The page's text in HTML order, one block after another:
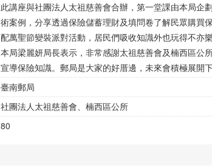
此講座與社團法人太祖慈善會合辦，第一堂課由本局企
術案例，分享透過保險儲蓄理財及填問卷了解民眾購買
配萬聖節變裝派對活動，居民們吸收知識外也玩得不亦樂
本局梁麗妍局長表示，非常感謝太祖慈善會及楠西區公
宣導保險知識。郵局是大家的好厝邊，未來會積極展開
臺南郵局
社團法人太祖慈善會、楠西區公所
80